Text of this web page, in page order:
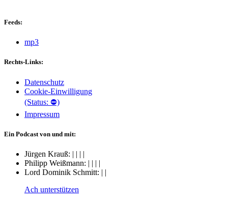
Feeds:
mp3
Rechts-Links:
Datenschutz
Cookie-Einwilligung
(Status: ⛔)
Impressum
Ein Podcast von und mit:
Jürgen Krauß: | | | |
Philipp Weißmann: | | | |
Lord Dominik Schmitt: | |
Ach unterstützen